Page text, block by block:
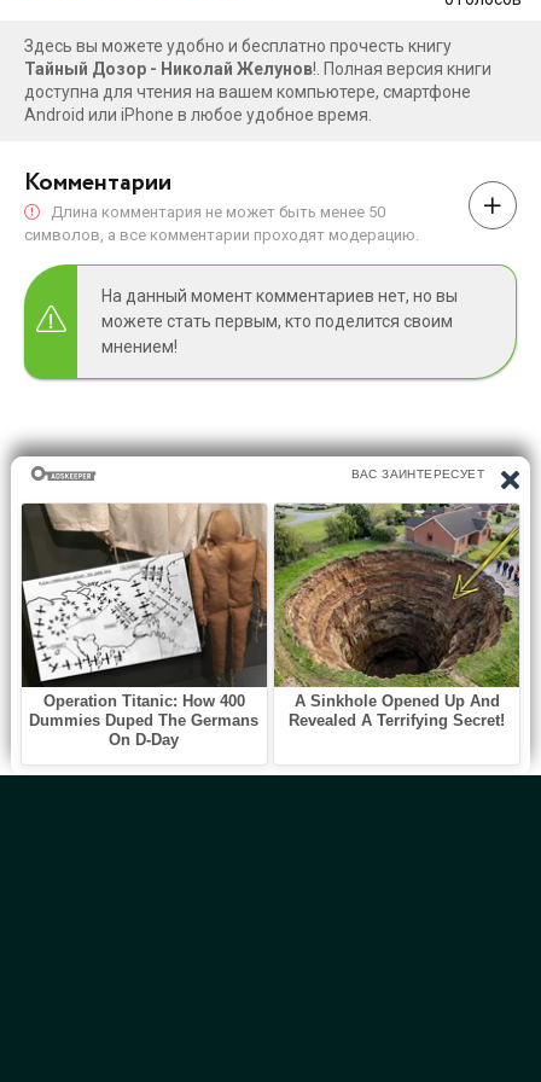
Здесь вы можете удобно и бесплатно прочесть книгу
Тайный Дозор - Николай Желунов!. Полная версия книги
доступна для чтения на вашем компьютере, смартфоне
Android или iPhone в любое удобное время.
Комментарии
Длина комментария не может быть менее 50
символов, а все комментарии проходят модерацию.
На данный момент комментариев нет, но вы
можете стать первым, кто поделится своим
мнением!